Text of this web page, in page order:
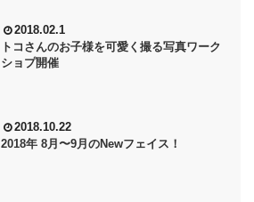
2018.02.1
トコさんのお子様を可愛く撮る写真ワーク
ショプ開催
2018.10.22
2018年 8月〜9月のNewフェイス！